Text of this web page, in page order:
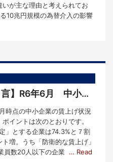
が主な理由と考えられてお
10兆円規模の為替介入の影響
【KVIメンバーからひと言】R6年6月 中小企業の賃上げ率3.62％～日商調査より
時点の中小企業の賃上げ状況
イントは次のとおりです。
」とする企業は74.3%と７割
増。うち「防衛的な賃上げ」
員数20人以下の企業 … Read